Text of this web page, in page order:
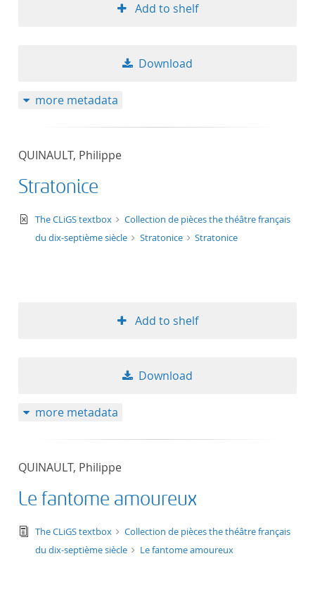
Add to shelf
Download
more metadata
QUINAULT, Philippe
Stratonice
text/xml
The CLiGS textbox
Collection de pièces the théâtre français
du dix-septième siècle
Stratonice Stratonice
Add to shelf
Download
more metadata
QUINAULT, Philippe
Le fantome amoureux
text/tg.edition+tg.aggregation+xml
The CLiGS textbox
Collection de pièces the théâtre français
du dix-septième siècle
Le fantome amoureux